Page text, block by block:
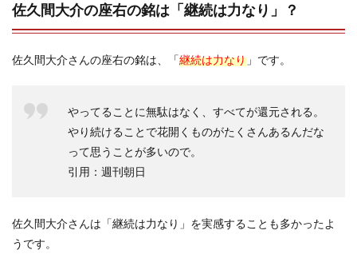
佐久間大介の座右の銘は「継続は力なり」？
佐久間大介さんの座右の銘は、「継続は力なり 」です。
やってることに無駄はなく、すべてが還元される。
やり続けることで花開くものがたくさんあるんだな
って思うことが多いので。
引用：週刊朝日
佐久間大介さんは「継続は力なり」を実感することも多かったよ
うです。